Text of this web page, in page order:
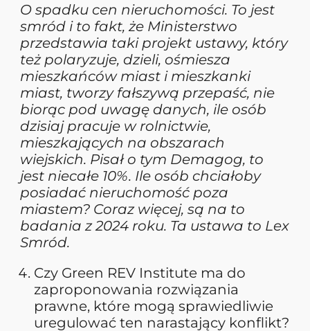
O spadku cen nieruchomości. To jest
smród i to fakt, że Ministerstwo
przedstawia taki projekt ustawy, który
też polaryzuje, dzieli, ośmiesza
mieszkańców miast i mieszkanki
miast, tworzy fałszywą przepaść, nie
biorąc pod uwagę danych, ile osób
dzisiaj pracuje w rolnictwie,
mieszkających na obszarach
wiejskich. Pisał o tym Demagog, to
jest niecałe 10%. Ile osób chciałoby
posiadać nieruchomość poza
miastem? Coraz więcej, są na to
badania z 2024 roku. Ta ustawa to Lex
Smród.
Czy Green REV Institute ma do
zaproponowania rozwiązania
prawne, które mogą sprawiedliwie
uregulować ten narastający konflikt?